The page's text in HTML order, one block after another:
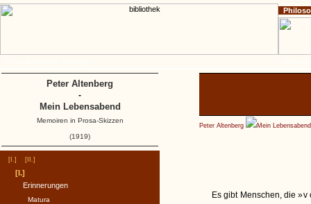
Peter Altenberg Mein Lebensabend
Es gibt Menschen, die »
[I.] [II.]
[I.]
Erinnerungen
Matura
Peter Altenberg
-
Mein Lebensabend
Memoiren in Prosa-Skizzen
(1919)